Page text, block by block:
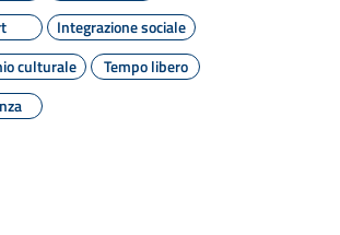
Integrazione sociale
culturale
Tempo libero